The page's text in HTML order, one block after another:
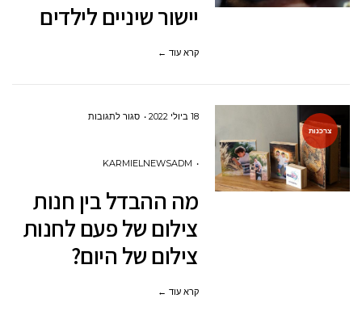
יישור שיניים לילדים
קרא עוד ←
צרכנות
18 ביולי 2022 סגור לתגובותעל
חנות
צילום
של
KARMIELNEWSADM
מה ההבדל בין חנות
צילום של פעם לחנות
צילום של היום?
קרא עוד ←